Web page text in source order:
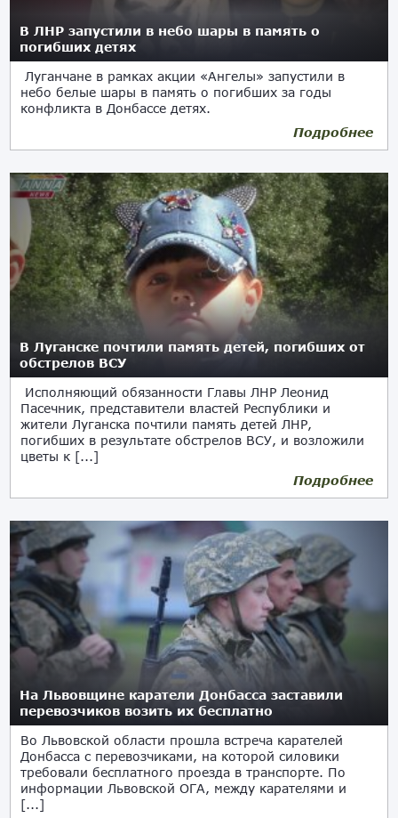
В ЛНР запустили в небо шары в память о
погибших детях
Луганчане в рамках акции «Ангелы» запустили в
небо белые шары в память о погибших за годы
конфликта в Донбассе детях.
Подробнее
В Луганске почтили память детей, погибших от
обстрелов ВСУ
Исполняющий обязанности Главы ЛНР Леонид
Пасечник, представители властей Республики и
жители Луганска почтили память детей ЛНР,
погибших в результате обстрелов ВСУ, и возложили
цветы к [...]
Подробнее
На Львовщине каратели Донбасса заставили
перевозчиков возить их бесплатно
Во Львовской области прошла встреча карателей
Донбасса с перевозчиками, на которой силовики
требовали бесплатного проезда в транспорте. По
информации Львовской ОГА, между карателями и
[...]